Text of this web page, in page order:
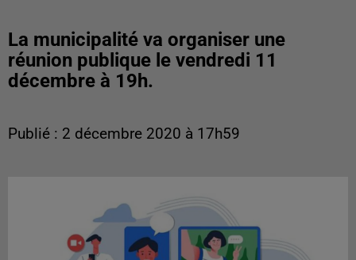
La municipalité va organiser une
réunion publique le vendredi 11
décembre à 19h.
Publié : 2 décembre 2020 à 17h59